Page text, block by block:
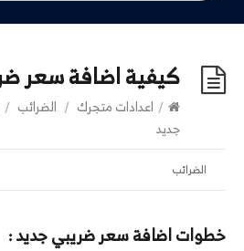
كيفية اضافة سعر
/ اعدادات متجرك / الضرائب /
جديد
الضرائب
خطوات اضافة سعر ضريبي جديد :